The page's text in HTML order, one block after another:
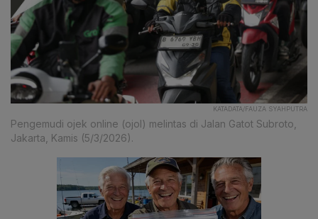
KATADATA/FAUZA SYAHPUTRA
Pengemudi ojek online (ojol) melintas di Jalan Gatot Subroto,
Jakarta, Kamis (5/3/2026).